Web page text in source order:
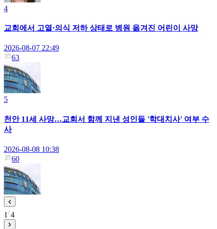
4
교회에서 고열·의식 저하 상태로 병원 옮겨진 어린이 사망
2026-08-07 22:49
63
5
천안 11세 사망…교회서 함께 지낸 성인들 '학대치사' 여부 수
사
2026-08-08 10:38
60
1 4